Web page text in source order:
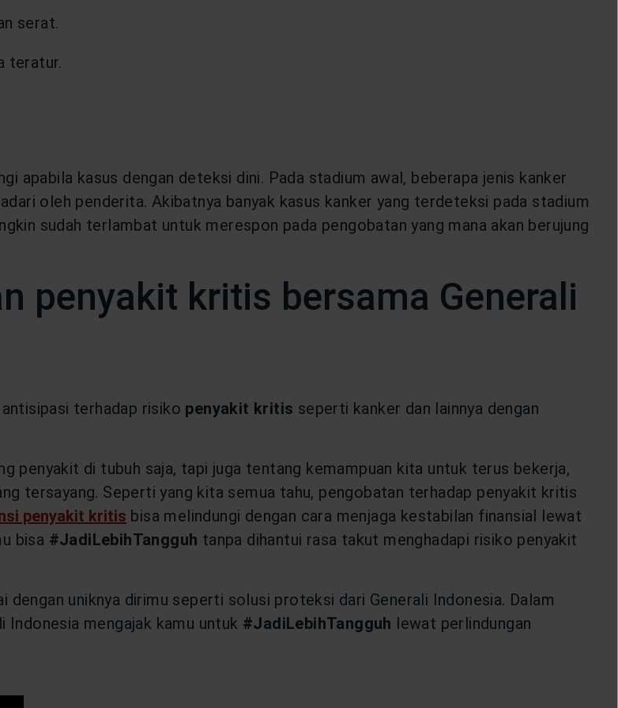
serat.
teratur.
apabila kasus dengan deteksi dini. Pada stadium awal, beberapa jenis kanker
oleh penderita. Akibatnya banyak kasus kanker yang terdeteksi pada stadium
sudah terlambat untuk merespon pada pengobatan yang mana akan berujung
penyakit kritis bersama Generali
terhadap risiko penyakit kritis seperti kanker dan lainnya dengan
penyakit di tubuh saja, tapi juga tentang kemampuan kita untuk terus bekerja,
tersayang. Seperti yang kita semua tahu, pengobatan terhadap penyakit kritis
penyakit kritis bisa melindungi dengan cara menjaga kestabilan finansial lewat
bisa #JadiLebihTangguh tanpa dihantui rasa takut menghadapi risiko penyakit
dengan uniknya dirimu seperti solusi proteksi dari Generali Indonesia. Dalam
Indonesia mengajak kamu untuk #JadiLebihTangguh lewat perlindungan